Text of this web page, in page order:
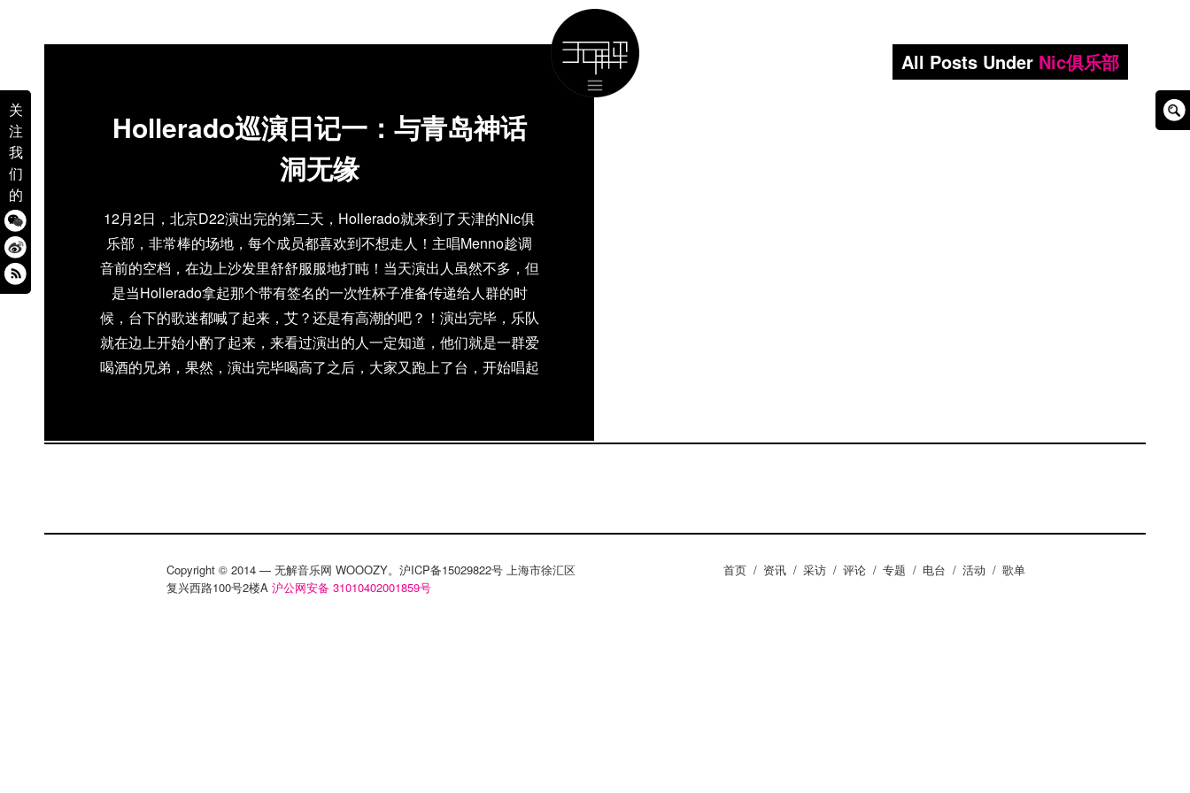
关
注
我
们
的
All Posts Under Nic俱乐部
Hollerado巡演日记一：与青岛神话
洞无缘
12月2日，北京D22演出完的第二天，Hollerado就来到了天津的Nic俱
乐部，非常棒的场地，每个成员都喜欢到不想走人！主唱Menno趁调
音前的空档，在边上沙发里舒舒服服地打盹！当天演出人虽然不多，但
是当Hollerado拿起那个带有签名的一次性杯子准备传递给人群的时
候，台下的歌迷都喊了起来，艾？还是有高潮的吧？！演出完毕，乐队
就在边上开始小酌了起来，来看过演出的人一定知道，他们就是一群爱
喝酒的兄弟，果然，演出完毕喝高了之后，大家又跑上了台，开始唱起
Hollerado从天津来到了青岛，刚到宾馆入住后，大妈辣妈的吉他手
Hollerado马上兴匆匆地打车去了那个神奇的地方，结果，可怜的
Hollerado到达后，那地方就已经成了这副样子： 原来，具司机所述，
一个月前还在的神话洞已经正被拆除，现在变成了一个CS的游玩基
Copyright © 2014 — 无解音乐网 WOOOZY。沪ICP备15029822号 上海市徐汇区
复兴西路100号2楼A 沪公网安备 31010402001859号
首页 / 资讯 / 采访 / 评论 / 专题 / 电台 / 活动 / 歌单